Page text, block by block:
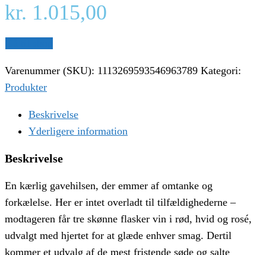
kr. 1.015,00
Varenummer (SKU): 1113269593546963789 Kategori:
Produkter
Beskrivelse
Yderligere information
Beskrivelse
En kærlig gavehilsen, der emmer af omtanke og
forkælelse. Her er intet overladt til tilfældighederne –
modtageren får tre skønne flasker vin i rød, hvid og rosé,
udvalgt med hjertet for at glæde enhver smag. Dertil
kommer et udvalg af de mest fristende søde og salte